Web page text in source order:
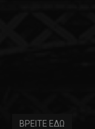
ΒΡΕΙΤΕ ΕΔΩ